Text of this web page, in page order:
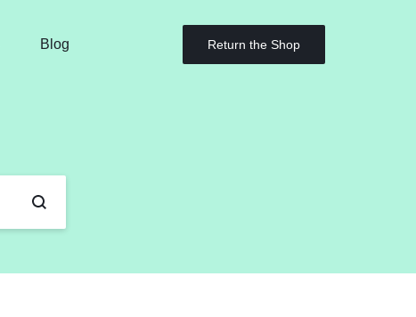
Blog Return the Shop